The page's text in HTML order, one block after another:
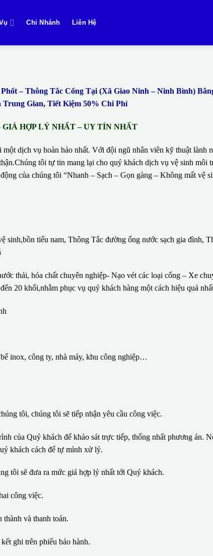
Chi Nhánh Liên Hệ
– Thông Tắc Cống Tại (Xã Giao Ninh – Ninh Bình)
Trung Gian, Tiết Kiệm 50% Chi Phí
HỢP LÝ NHẤT – UY TÍN NHẤT
dịch vụ hoàn hảo nhất. Với đội ngũ nhân viên kỹ thuật lành
tôi tự tin mang lại cho quý khách dịch vụ vệ sinh môi
của chúng tôi “Nhanh – Sạch – Gọn gàng – Không mất vệ
sinh,bồn tiểu nam, Thông Tắc đường ống nước sạch gia đình,
thải, hóa chất chuyên nghiệp- Nạo vét các loại cống – Xe
20 khối,nhằm phục vụ quý khách hàng một cách hiệu quả
inox, công ty, nhà máy, khu công nghiệp…
tôi, chúng tôi sẽ tiếp nhận yêu cầu công việc.
của Quý khách để khảo sát trực tiếp, thống nhất phương án.
khách cách để tự mình xử lý.
tôi sẽ đưa ra mức giá hợp lý nhất tới Quý khách.
công việc.
và thanh toán.
ghi trên phiếu bảo hành.